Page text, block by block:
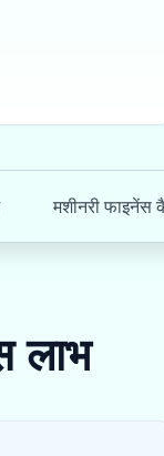
मशीनरी फाइनेंस
लाभ